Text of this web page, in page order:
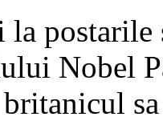
postarile
Nobel